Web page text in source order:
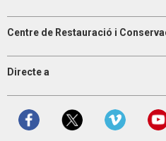
Centre de Restauració i
Directe a